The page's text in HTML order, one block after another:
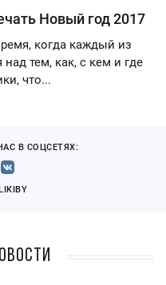
Новый год 2017
когда каждый из
тем, как, с кем и где
что...
В СОЦСЕТЯХ: